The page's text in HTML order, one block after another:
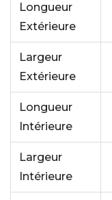
Longueur
Extérieure
Largeur
Extérieure
Longueur
Intérieure
Largeur
Intérieure